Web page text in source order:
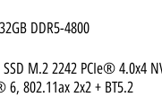
2x 16GB SO-DIMM DDR5-4800
Up to 32GB DDR5-4800